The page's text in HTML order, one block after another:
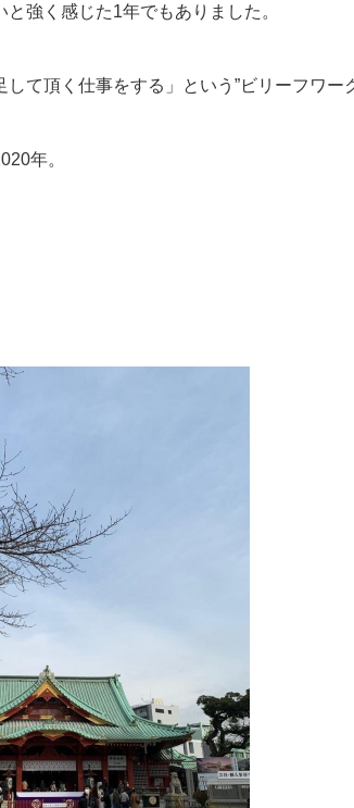
強く感じた1年でもありました。
して頂く仕事をする」という”ビリーフワー
年。